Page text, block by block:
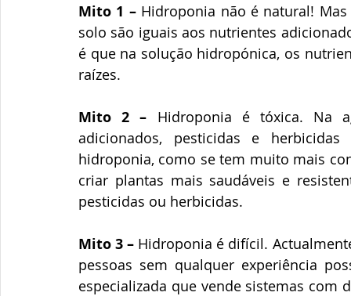
Mito 1 – Hidroponia não é natural!
solo são iguais aos nutrientes
é que na solução hidropónica, os
raízes.
Mito 2 – Hidroponia é tóxica. Na
adicionados, pesticidas e
hidroponia, como se tem muito mais
criar plantas mais saudáveis e
pesticidas ou herbicidas.
Mito 3 – Hidroponia é difícil.
pessoas sem qualquer experiência
especializada que vende sistemas com